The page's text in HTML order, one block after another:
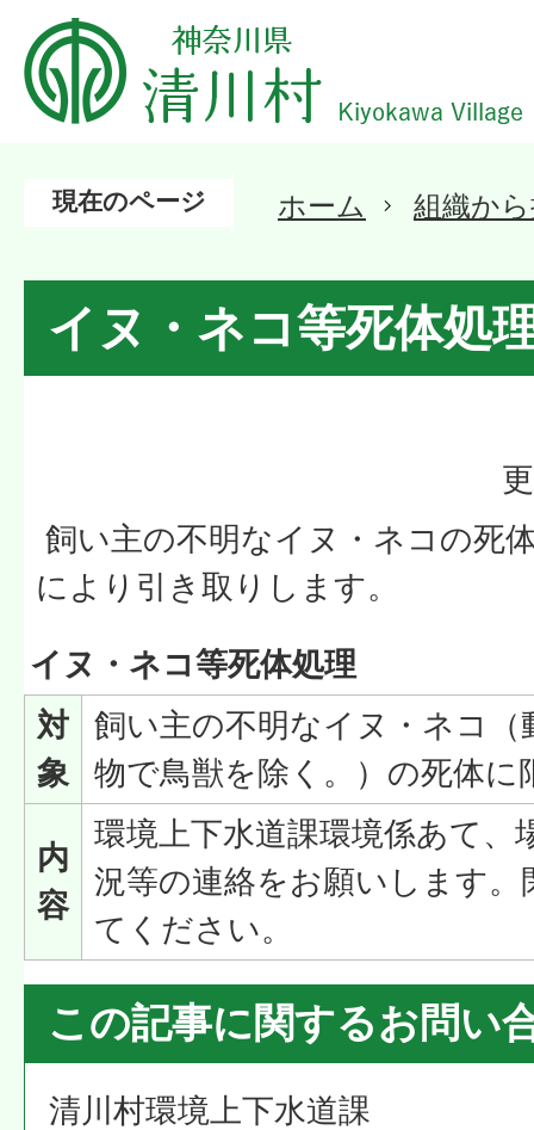
現在のページ ホーム 組織か
イヌ・ネコ等死体処
飼い主の不明なイヌ・ネコの死
により引き取りします。
イヌ・ネコ等死体処理
対
象
飼い主の不明なイヌ・ネコ（
物で鳥獣を除く。）の死体に
内
容
環境上下水道課環境係あて、
況等の連絡をお願いします。
てください。
この記事に関するお問い
清川村環境上下水道課